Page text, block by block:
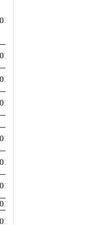
01-15/12
01-15/12
01-15/12
01-15/12
01-15/12
01-15/12
01-15/12
01-15/12
01-15/12